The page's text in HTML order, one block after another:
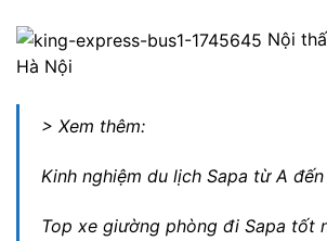
Nội
Hà Nội
> Xem thêm:
Kinh nghiệm du lịch Sapa từ A
Top xe giường phòng đi Sapa tốt